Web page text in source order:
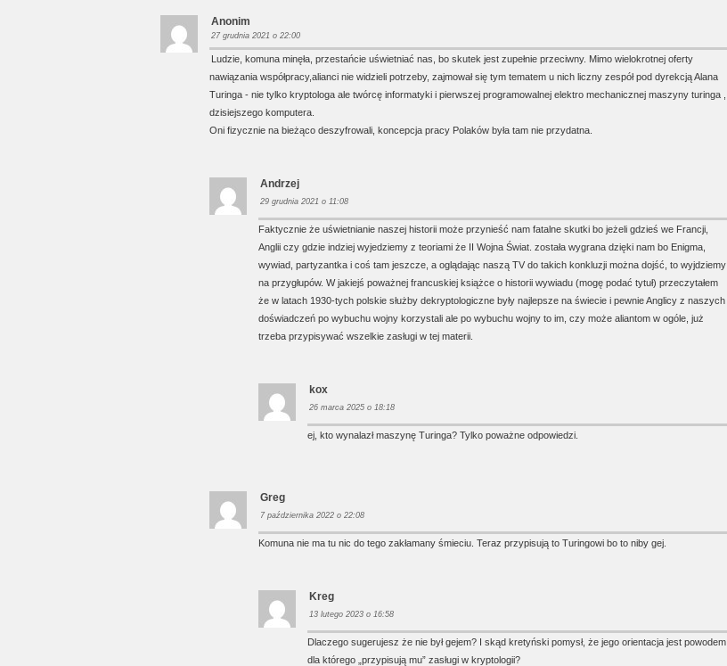
Anonim
27 grudnia 2021 o 22:00
Ludzie, komuna minęła, przestańcie uświetniać nas, bo skutek jest zupełnie przeciwny. Mimo wielokrotnej oferty
nawiązania współpracy,alianci nie widzieli potrzeby, zajmował się tym tematem u nich liczny zespół pod dyrekcją Alana
Turinga - nie tylko kryptologa ale twórcę informatyki i pierwszej programowalnej elektro mechanicznej maszyny turinga ,
dzisiejszego komputera.
Oni fizycznie na bieżąco deszyfrowali, koncepcja pracy Polaków była tam nie przydatna.
Andrzej
29 grudnia 2021 o 11:08
Faktycznie że uświetnianie naszej historii może przynieść nam fatalne skutki bo jeżeli gdzieś we Francji,
Anglii czy gdzie indziej wyjedziemy z teoriami że II Wojna Świat. została wygrana dzięki nam bo Enigma,
wywiad, partyzantka i coś tam jeszcze, a oglądając naszą TV do takich konkluzji można dojść, to wyjdziemy
na przygłupów. W jakiejś poważnej francuskiej książce o historii wywiadu (mogę podać tytuł) przeczytałem
że w latach 1930-tych polskie służby dekryptologiczne były najlepsze na świecie i pewnie Anglicy z naszych
doświadczeń po wybuchu wojny korzystali ale po wybuchu wojny to im, czy może aliantom w ogóle, już
trzeba przypisywać wszelkie zasługi w tej materii.
kox
26 marca 2025 o 18:18
ej, kto wynalazł maszynę Turinga? Tylko poważne odpowiedzi.
Greg
7 października 2022 o 22:08
Komuna nie ma tu nic do tego zakłamany śmieciu. Teraz przypisują to Turingowi bo to niby gej.
Kreg
13 lutego 2023 o 16:58
Dlaczego sugerujesz że nie był gejem? I skąd kretyński pomysł, że jego orientacja jest powodem
dla którego „przypisują mu” zasługi w kryptologii?